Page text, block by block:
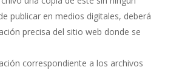
publicar en medios digitales, deberá
precisa del sitio web donde se
correspondiente a los archivos